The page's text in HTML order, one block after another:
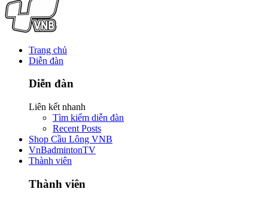
Trang chủ
Diễn đàn
Diễn đàn
Liên kết nhanh
Tìm kiếm diễn đàn
Recent Posts
Shop Cầu Lông VNB
VnBadmintonTV
Thành viên
Thành viên